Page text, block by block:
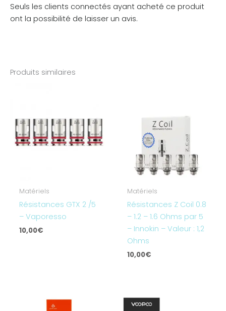
Seuls les clients connectés ayant acheté ce produit
ont la possibilité de laisser un avis.
Produits similaires
Matériels
Résistances GTX 2 /5
– Vaporesso
10,00€
Matériels
Résistances Z Coil 0.8
– 1.2 – 1.6 Ohms par 5
– Innokin – Valeur : 1,2
Ohms
10,00€